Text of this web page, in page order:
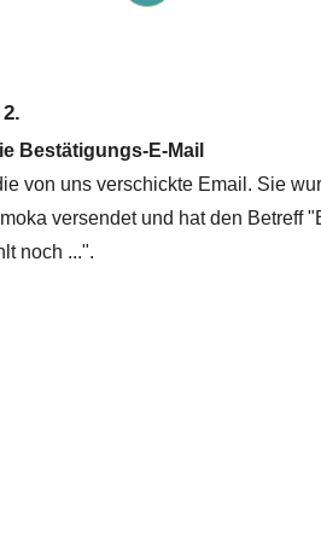
Bestätigungs-E-Mail
von uns verschickte Email. Sie
versendet und hat den Betreff
noch ...".